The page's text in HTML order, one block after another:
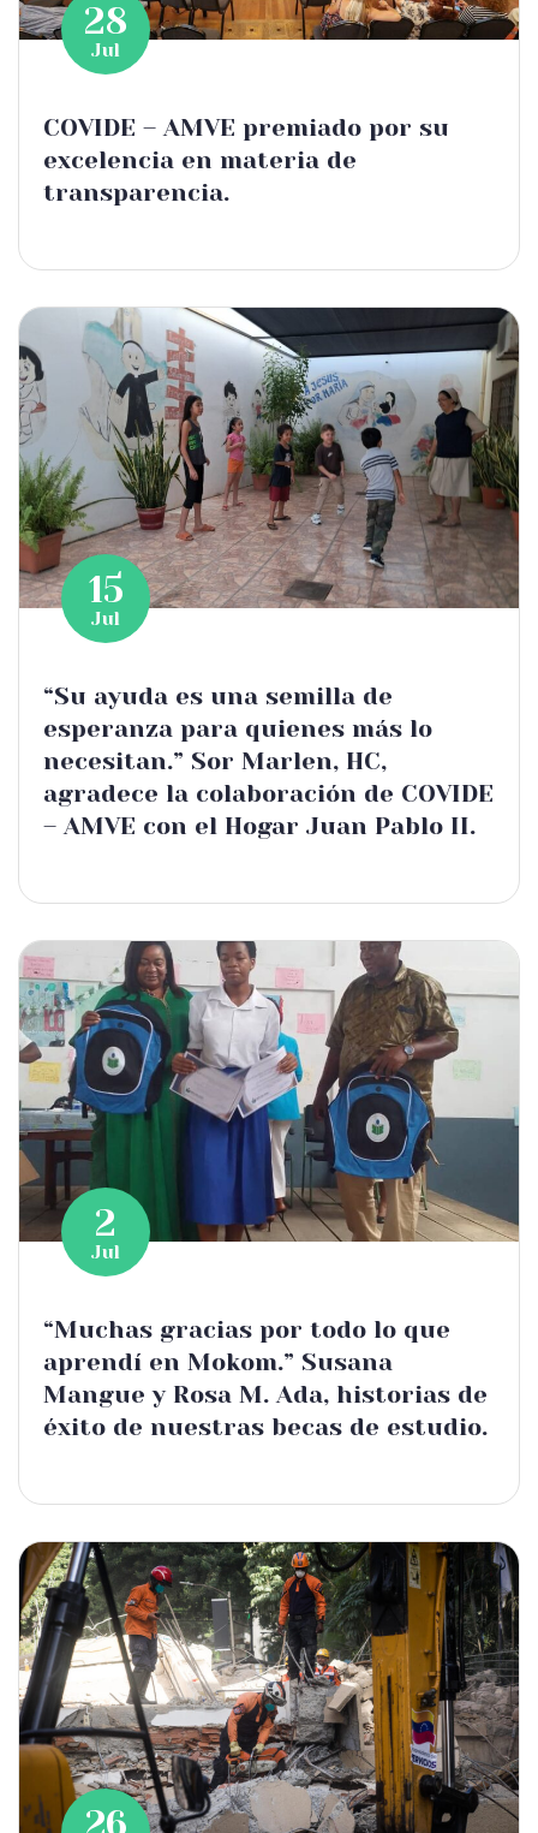
28
Jul
COVIDE – AMVE premiado por su
excelencia en materia de
transparencia.
15
Jul
“Su ayuda es una semilla de
esperanza para quienes más lo
necesitan.” Sor Marlen, HC,
agradece la colaboración de COVIDE
– AMVE con el Hogar Juan Pablo II.
2
Jul
“Muchas gracias por todo lo que
aprendí en Mokom.” Susana
Mangue y Rosa M. Ada, historias de
éxito de nuestras becas de estudio.
26